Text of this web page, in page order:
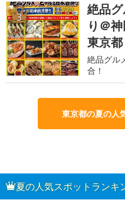
3
絶品
り＠
東京都
絶品グル
合！
東京都の夏の人
夏の人気スポットランキ